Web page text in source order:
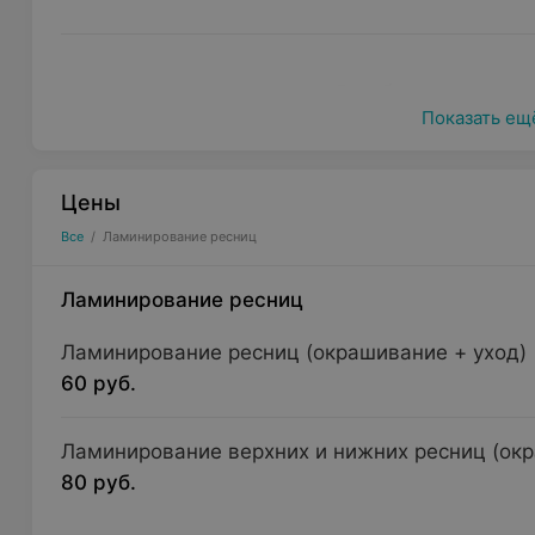
К основным полезным свойствам ламинирования
Долговременный результат:
Укрепление ресниц:составы насыщают волоски
усилий.
Подготовка:очищение ресниц и области вокруг
Нанесение состава:
Показать
Цены
Все / Ламинирование ресниц
Ламинирование ресниц
Ламинирование ресниц (окрашивание + уход)
60 руб.
Ламинирование верхних и нижних ресниц
80 руб.